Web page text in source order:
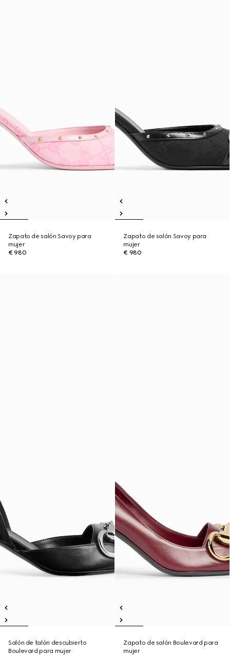
Zapato de salón Savoy para
mujer
€ 980
Zapato de salón Savoy para
mujer
€ 980
Salón de talón descubierto
Boulevard para mujer
Zapato de salón Boulevard para
mujer